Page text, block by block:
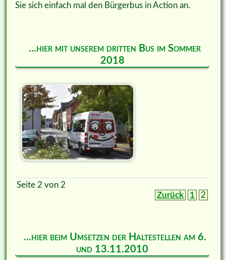
Sie sich einfach mal den Bürgerbus in Action an.
...hier mit unserem dritten Bus im Sommer
2018
Seite 2 von 2
Zurück
1 2
...hier beim Umsetzen der Haltestellen am 6.
und 13.11.2010